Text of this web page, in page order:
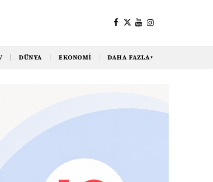
DÜNYA EKONOMI DAHA FAZLA▼